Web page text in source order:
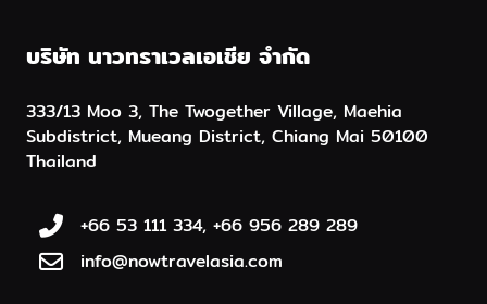
บริษัท นาวทราเวลเอเชีย จำกัด
333/13 Moo 3, The Twogether Village, Maehia
Subdistrict, Mueang District, Chiang Mai 50100
Thailand
+66 53 111 334, +66 956 289 289
info@nowtravelasia.com